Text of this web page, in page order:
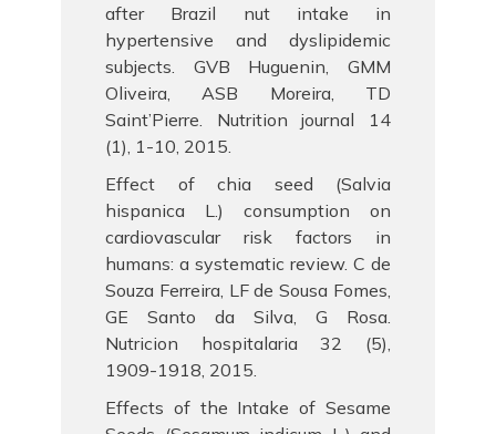
after Brazil nut intake in
hypertensive and dyslipidemic
subjects. GVB Huguenin, GMM
Oliveira, ASB Moreira, TD
Saint’Pierre. Nutrition journal 14
(1), 1-10, 2015.
Effect of chia seed (Salvia
hispanica L.) consumption on
cardiovascular risk factors in
humans: a systematic review. C de
Souza Ferreira, LF de Sousa Fomes,
GE Santo da Silva, G Rosa.
Nutricion hospitalaria 32 (5),
1909-1918, 2015.
Effects of the Intake of Sesame